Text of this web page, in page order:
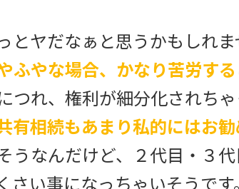
ヤだなぁと思うかもしれま
ふやな場合、かなり苦労する
つれ、権利が細分化されち
有相続もあまり私的にはお
うなんだけど、２代目・３
い事になっちゃいそうです